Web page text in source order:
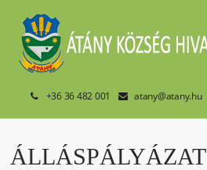
+36 36 482 001 atany@atany.hu
ÁLLÁSPÁLYÁZAT